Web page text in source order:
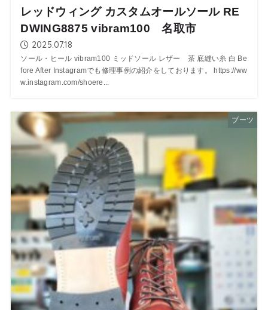
レッドウィング カスタムオールソール RE
DWING8875 vibram100 名取市
2025.07.18
ソール・ヒール vibram100 ミッドソール レザー 茶 底縫い糸 白 Be
fore After Instagramでも修理事例の紹介をしております。 https://ww
w.instagram.com/shoere...
ブーツ